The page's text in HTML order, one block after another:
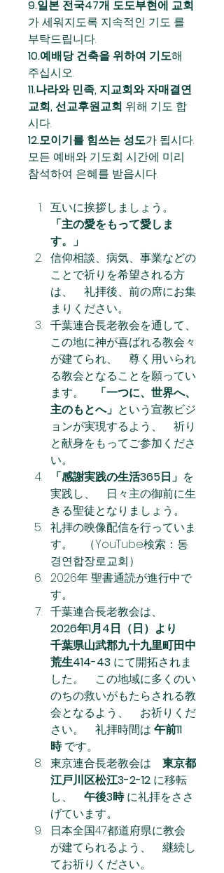
9.일본 전국47개 도도부현에 교회
가 세워지도록 지속적인 기도 를
부탁드립니다.
10.예배당 건축을 위하여 기도해
주십시오.
11.나라와 민족, 지교회와 자매결연
교회, 선교후원교회 위해 기도 합
시다.
12.모이기를 힘쓰는 성도가 됩시다.
모든 예배와 기도회 시간에 미리
참석하여 은혜를 받읍시다.
互いに挨拶しましょう。
「主の愛をもって愛しま
す。」
信仰相談、病気、事業などの
ことで祈りを希望される方
は、　礼拝後、前の席にお集
まりください。
千葉連合長老教会を通して、
この地に神が喜ばれる教会々
が建てられ、　尊く用いられ
る教会となることを願ってい
ます。
「一つに、世界へ、
主のもとへ」 という宣教ビジ
ョンが実現するよう、　祈り
と献身をもってご参加くださ
い。
「感謝実践の生活365日」 を
実践し、　日々主の御前に生
きる聖徒となりましょう。
礼拝の映像配信を行っていま
す。　（YouTube検索：동
경연합장로교회）
2026年 聖書通読が進行中で
す。
千葉連合長老教会は、
2026年1月4日（日）より
千葉県山武郡九十九里町田中
荒生414-43 にて開拓されま
した。　この地域に多くのい
のちの救いがもたらされる教
会となるよう、　お祈りくだ
さい。　礼拝時間は 午前11
時 です。
東京連合長老教会は 東京都
江戸川区松江3-2-12 に移転
し、 午後3時 に礼拝をささ
げています。
日本全国47都道府県に教会
が建てられるよう、　継続し
てお祈りください。